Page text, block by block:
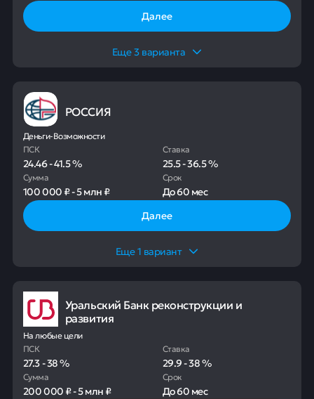
Далее
Еще3 варианта
РОССИЯ
Деньги-Возможности
ПСК
24.46-41.5%
Ставка
25.5-36.5%
Сумма
100 000 ₽-5 млн ₽
Срок
До60 мес
Далее
Еще1 вариант
Уральский Банк реконструкции и
развития
На любые цели
ПСК
27.3-38%
Ставка
29.9-38%
Сумма
200 000 ₽-5 млн ₽
Срок
До60 мес